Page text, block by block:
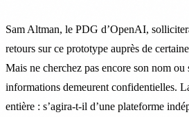
Sam Altman, le PDG d’OpenAI,
retours sur ce prototype auprès de
Mais ne cherchez pas encore son nom ou
informations demeurent confidentielles.
entière : s’agira-t-il d’une plateforme